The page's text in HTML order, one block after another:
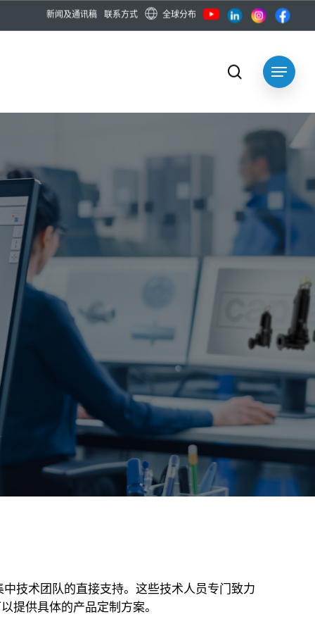
新闻及通讯稿 联系方式 全球分布
Menu
search
技术团队的直接支持。这些技术人员专门致力
提供具体的产品定制方案。